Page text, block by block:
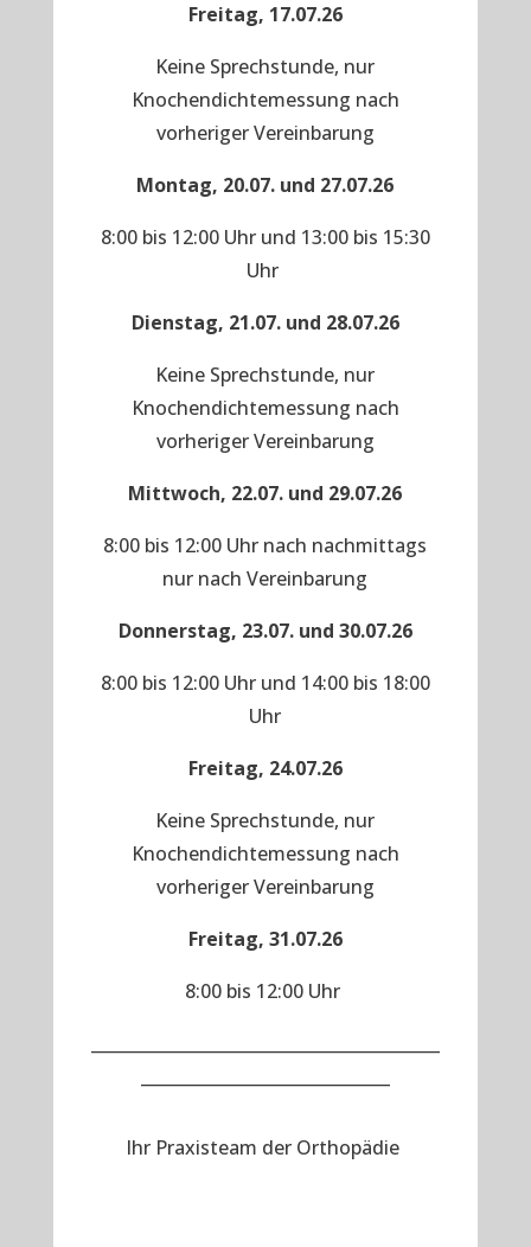
Freitag, 17.07.26
Keine Sprechstunde, nur
Knochendichtemessung nach
vorheriger Vereinbarung
Montag, 20.07. und 27.07.26
8:00 bis 12:00 Uhr und 13:00 bis 15:30
Uhr
Dienstag, 21.07. und 28.07.26
Keine Sprechstunde, nur
Knochendichtemessung nach
vorheriger Vereinbarung
Mittwoch, 22.07. und 29.07.26
8:00 bis 12:00 Uhr nach nachmittags
nur nach Vereinbarung
Donnerstag, 23.07. und 30.07.26
8:00 bis 12:00 Uhr und 14:00 bis 18:00
Uhr
Freitag, 24.07.26
Keine Sprechstunde, nur
Knochendichtemessung nach
vorheriger Vereinbarung
Freitag, 31.07.26
8:00 bis 12:00 Uhr
Ihr Praxisteam der Orthopädie